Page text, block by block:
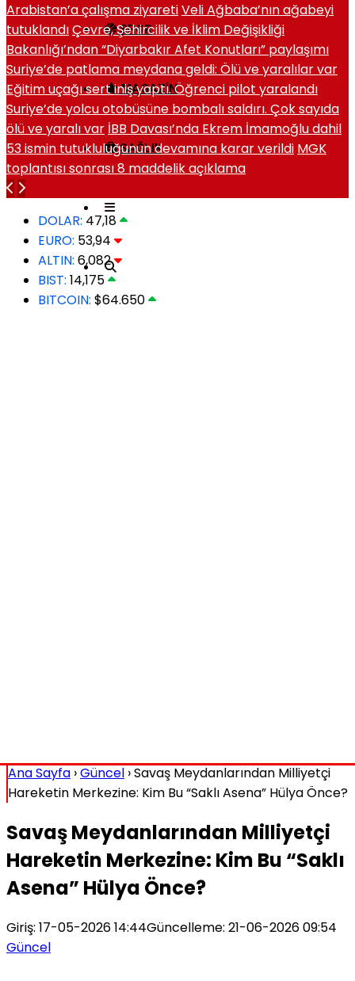
SPOR
MAGAZIN
SAĞLIK
Arabistan’a çalışma ziyaretiVeli Ağbaba’nın ağabeyi
tutuklandıÇevre, Şehircilik ve İklim Değişikliği
Bakanlığı’ndan “Diyarbakır Afet Konutları” paylaşımı
Suriye’de patlama meydana geldi: Ölü ve yaralılar var
Eğitim uçağı sert iniş yaptı. Öğrenci pilot yaralandı
Suriye’de yolcu otobüsüne bombalı saldırı. Çok sayıda
ölü ve yaralı var İBB Davası’nda Ekrem İmamoğlu dahil
53 ismin tutukluluğunun devamına karar verildi MGK
toplantısı sonrası 8 maddelik açıklama
DOLAR: 47,18
EURO: 53,94
ALTIN: 6,082
BIST: 14,175
BITCOIN: $64.650
Ana Sayfa ›Güncel ›Savaş Meydanlarından Milliyetçi
Hareketin Merkezine: Kim Bu “Saklı Asena” Hülya Önce?
Savaş Meydanlarından Milliyetçi
Hareketin Merkezine: Kim Bu “Saklı
Asena” Hülya Önce?
Giriş: 17-05-2026 14:44Güncelleme: 21-06-2026 09:54
Güncel